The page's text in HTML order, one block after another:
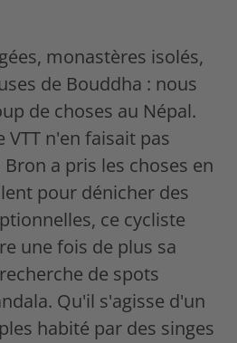
monastères isolés,
de Bouddha : nous
de choses au Népal.
VTT n'en faisait pas
a pris les choses en
pour dénicher des
ce cycliste
une fois de plus sa
de spots
Qu'il s'agisse d'un
habité par des singes